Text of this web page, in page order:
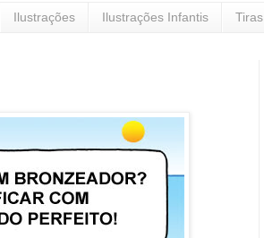
Ilustrações Ilustrações Infantis Tiras